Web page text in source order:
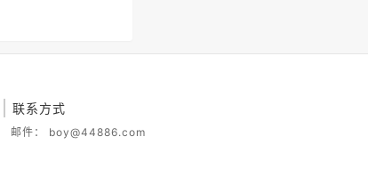
联系方式
邮件： boy@44886.com